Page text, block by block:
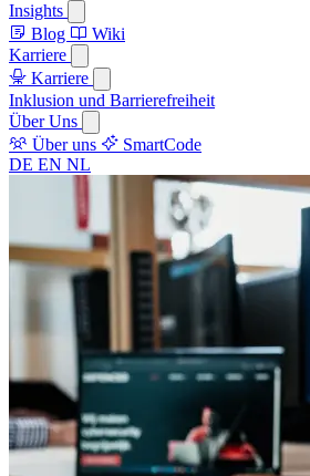
Insights
Blog
Wiki
Karriere
Karriere
Inklusion und Barrierefreiheit
Über Uns
Über uns
SmartCode
DE EN NL